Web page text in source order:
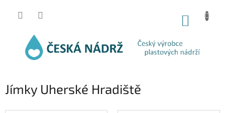
Jímky Uherské Hradiště